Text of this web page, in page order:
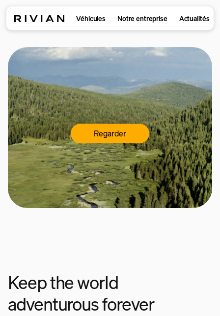
Véhicules Notre entreprise Actualités
Regarder
Keep the world
adventurous forever